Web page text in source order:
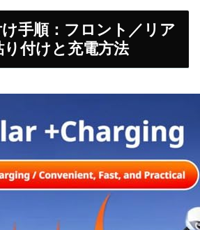
手順：フロント／リア
付けと充電方法